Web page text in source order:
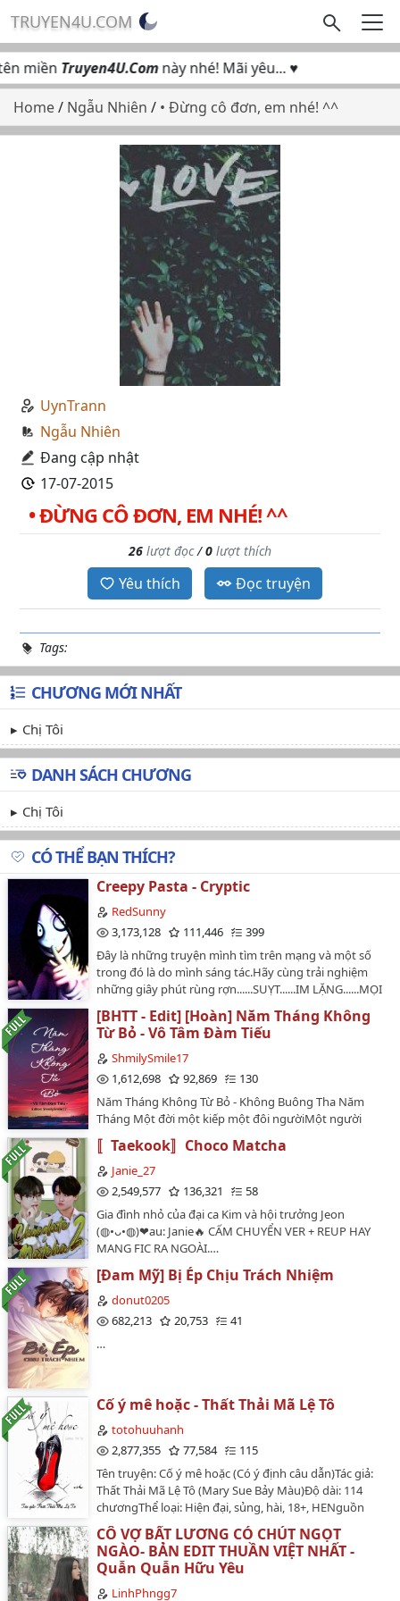
TRUYEN4U.COM
miềnTruyen4U.Comnày nhé! Mãi yêu... ♥
Home/ Ngẫu Nhiên / • Đừng cô đơn, em nhé! ^^
UynTrann
Ngẫu Nhiên
Đang cập nhật
17-07-2015
• ĐỪNG CÔ ĐƠN, EM NHÉ! ^^
26 lượt đọc/0 lượt thích
Yêu thích Đọc truyện
Tags:
CHƯƠNG MỚI NHẤT
Chị Tôi
DANH SÁCH CHƯƠNG
Chị Tôi
CÓ THỂ BẠN THÍCH?
Creepy Pasta - Cryptic
RedSunny
3,173,128
111,446
399
Đây là những truyện mình tìm trên mạng và một số
trong đó là do mình sáng tác.Hãy cùng trải nghiệm
những giây phút rùng rợn......SUỴT......IM LẶNG......MỌI
CHUYỆN ĐANG BẮT ĐẦU......…
[BHTT - Edit] [Hoàn] Năm Tháng Không
Từ Bỏ - Vô Tâm Đàm Tiếu
ShmilySmile17
1,612,698
92,869
130
Năm Tháng Không Từ Bỏ - Không Buông Tha Năm
Tháng Một đời một kiếp một đôi ngườiMột người
sánh một ngọcMột đời chỉ một viên.Chu Chẩm Nguyệt
- Mục Tuyết Y 🌙❄️…
〚Taekook〛Choco Matcha
Janie_27
2,549,577
136,321
58
Gia đình nhỏ của đại ca Kim và hội trưởng Jeon
(◍•ᴗ•◍)❤au: Janie🔥 CẤM CHUYỂN VER + REUP HAY
MANG FIC RA NGOÀI.…
[Đam Mỹ] Bị Ép Chịu Trách Nhiệm
donut0205
682,213
20,753
41
…
Cố ý mê hoặc - Thất Thải Mã Lệ Tô
totohuuhanh
2,877,355
77,584
115
Tên truyện: Cố ý mê hoặc (Có ý định câu dẫn)Tác giả:
Thất Thải Mã Lệ Tô (Mary Sue Bảy Màu)Độ dài: 114
chươngThể loại: Hiện đại, sủng, hài, 18+, HENguồn
convert: Vespertine, Annh Thư 139Editor: Tô Tô Hữu
Hành***Văn án: Lần đầu gặp Tô Tâm Đường, Đồng
Kinh Niên dùng sáu chữ đánh giá cô:"Ồn ào - tham tiền
- mị tục*."*Mị tục: xinh đẹp nhưng dung tục.Gương
mặt nhà giàu mới nổi đầy mưu mô thủ đoạn này sao
CÔ VỢ BẤT LƯƠNG CÓ CHÚT NGỌT
NGÀO- BẢN EDIT THUẦN VIỆT NHẤT -
Quẫn Quẫn Hữu Yêu
LinhPhngg7